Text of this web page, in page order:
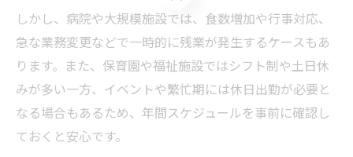
しかし、病院や大規模施設では、食数増加や行事対応、
急な業務変更などで一時的に残業が発生するケースもあ
ります。また、保育園や福祉施設ではシフト制や土日休
みが多い一方、イベントや繁忙期には休日出勤が必要と
なる場合もあるため、年間スケジュールを事前に確認し
ておくと安心です。